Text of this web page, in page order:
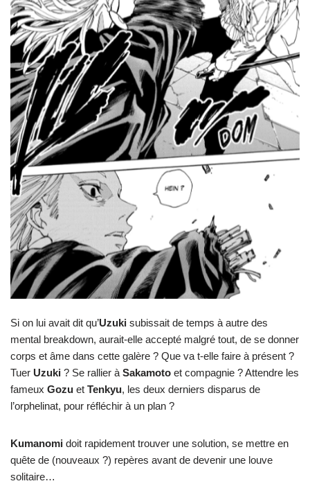
Si on lui avait dit qu’Uzuki subissait de temps à autre des
mental breakdown, aurait-elle accepté malgré tout, de se donner
corps et âme dans cette galère ? Que va t-elle faire à présent ?
Tuer Uzuki ? Se rallier àSakamoto et compagnie ? Attendre les
fameux Gozu et Tenkyu, les deux derniers disparus de
l’orphelinat, pour réfléchir à un plan ?
Kumanomi doit rapidement trouver une solution, se mettre en
quête de (nouveaux ?) repères avant de devenir une louve
solitaire…